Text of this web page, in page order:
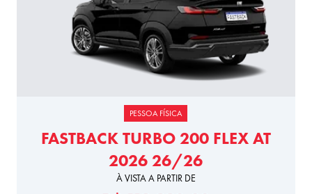
PESSOA FÍSICA
FASTBACK TURBO 200 FLEX AT
2026 26/26
À VISTA A PARTIR DE